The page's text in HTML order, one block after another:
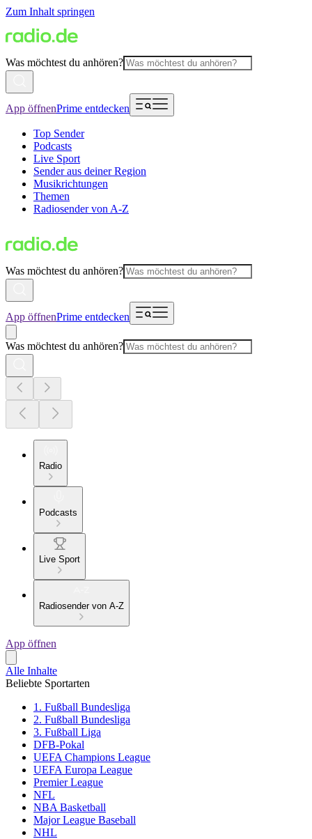
Zum Inhalt springen
Was möchtest du anhören?
App öffnenPrime entdecken
Top Sender
Podcasts
Live Sport
Sender aus deiner Region
Musikrichtungen
Themen
Radiosender von A-Z
Was möchtest du anhören?
App öffnenPrime entdecken
Was möchtest du anhören?
Radio
Podcasts
Live Sport
Radiosender von A-Z
App öffnen
Alle Inhalte
Beliebte Sportarten
1. Fußball Bundesliga
2. Fußball Bundesliga
3. Fußball Liga
DFB-Pokal
UEFA Champions League
UEFA Europa League
Premier League
NFL
NBA Basketball
Major League Baseball
NHL